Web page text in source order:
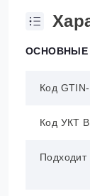
ОСНОВНЫЕ
Код
Код УКТ
Подходит